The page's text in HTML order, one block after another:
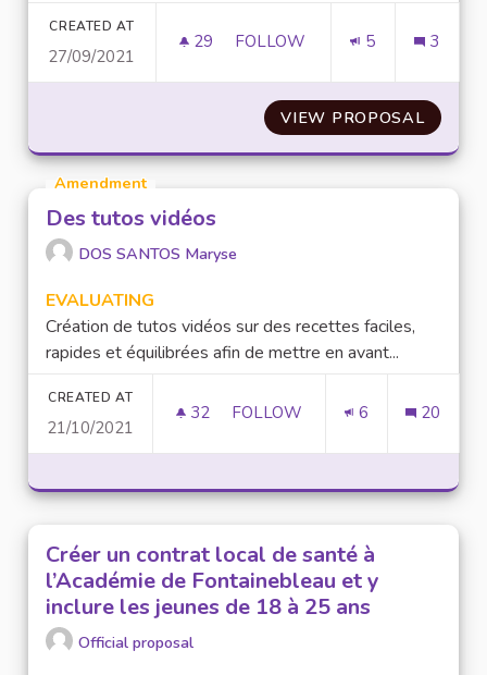
CREATED AT
27/09/2021
29 29 FOLLOWERS
FOLLOW 5 3
VIEW PROPOSAL
Amendment
Des tutos vidéos
DOS SANTOS Maryse
EVALUATING
Création de tutos vidéos sur des recettes faciles,
rapides et équilibrées afin de mettre en avant...
CREATED AT
21/10/2021
32 32 FOLLOWERS
FOLLOW 6 20
Créer un contrat local de santé à
l’Académie de Fontainebleau et y
inclure les jeunes de 18 à 25 ans
Official proposal